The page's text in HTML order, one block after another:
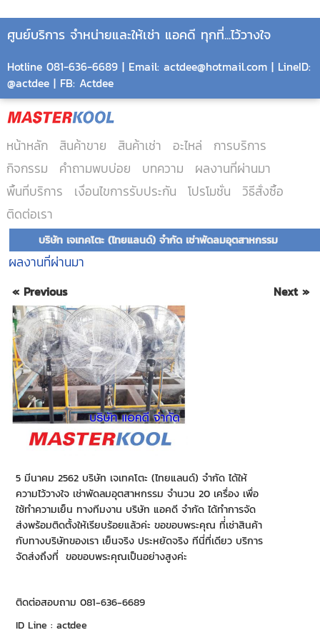
ศูนย์บริการ จำหน่ายและให้เช่า แอคดี ทุกที่...ไว้วางใจ
Hotline 081-636-6689 | Email: actdee@hotmail.com | LineID:
@actdee | FB: Actdee
หน้าหลัก สินค้าขาย สินค้าเช่า อะไหล่
การบริการ
กิจกรรม
คำถามพบบ่อย บทความ
ผลงานที่ผ่านมา
พื้นที่บริการ
เงื่อนไขการรับประกัน โปรโมชั่น
วิธีสั่งซื้อ
ติดต่อเรา
บริษัท เจเทคโตะ (ไทยแลนด์) จำกัด เช่าพัดลมอุตสาหกรรม
ผลงานที่ผ่านมา
« Previous Next »
5 มีนาคม 2562 บริษัท เจเทคโตะ (ไทยแลนด์) จำกัด ได้ให้
ความไว้วางใจ เช่าพัดลมอุตสาหกรรม จำนวน 20 เครื่อง เพื่อ
ใช้ทำความเย็น ทางทีมงาน บริษัท แอคดี จำกัด ได้ทำการจัด
ส่งพร้อมติดตั้งให้เรียบร้อยแล้วค่ะ ขอขอบพระคุณ ที่่เช่าสินค้า
กับทางบริษัทของเรา เย็นจริง ประหยัดจริง ทีนี่ที่เดียว บริการ
จัดส่งถึงที่ ขอขอบพระคุณเป็นอย่างสูงค่ะ
ติดต่อสอบถาม 081-636-6689
ID Line : actdee